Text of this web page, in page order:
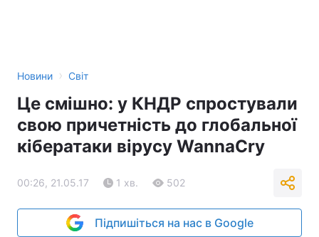
Новини › Світ
Це смішно: у КНДР спростували
свою причетність до глобальної
кібератаки вірусу WannaCry
00:26, 21.05.17 1 хв. 502
Підпишіться на нас в Google